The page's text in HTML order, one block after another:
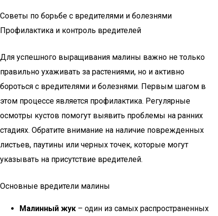
Советы по борьбе с вредителями и болезнями
Профилактика и контроль вредителей
Для успешного выращивания малины важно не только
правильно ухаживать за растениями, но и активно
бороться с вредителями и болезнями. Первым шагом в
этом процессе является профилактика. Регулярные
осмотры кустов помогут выявить проблемы на ранних
стадиях. Обратите внимание на наличие поврежденных
листьев, паутины или черных точек, которые могут
указывать на присутствие вредителей.
Основные вредители малины
Малинный жук – один из самых распространенных